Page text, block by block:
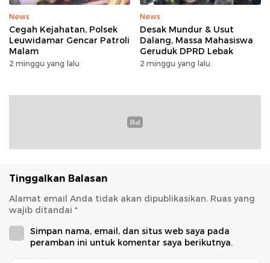
News
Cegah Kejahatan, Polsek
Leuwidamar Gencar Patroli
Malam
2 minggu yang lalu
News
Desak Mundur & Usut
Dalang, Massa Mahasiswa
Geruduk DPRD Lebak
2 minggu yang lalu
Tinggalkan Balasan
Alamat email Anda tidak akan dipublikasikan. Ruas yang
wajib ditandai *
Simpan nama, email, dan situs web saya pada
peramban ini untuk komentar saya berikutnya.